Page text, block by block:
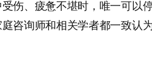
伤、疲惫不堪时，唯一可以
咨询师和相关学者都一致认